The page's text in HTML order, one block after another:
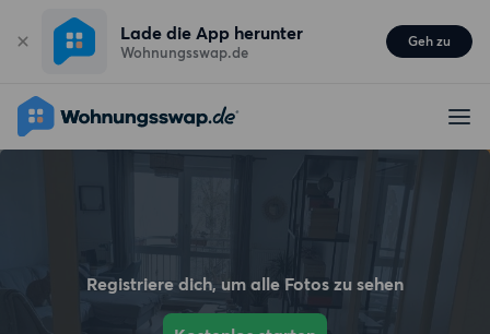
Lade die App herunter
Wohnungsswap.de
Geh zu
Registriere dich, um alle Fotos zu sehen